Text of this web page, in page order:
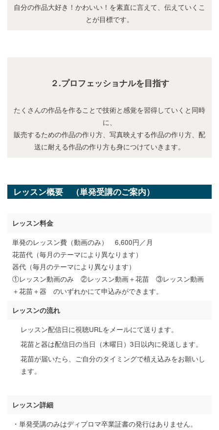
自分の作品大好き！かわいい！を素直に言えて、伝えていくこ
とが目標です。
２.プロフェッショナルを目指す
たくさんの作品を作ることで技術と感覚を習得していくと同時
に、
販売するための作品の作り方、写真映えする作品の作り方、配
送に耐える作品の作り方も身につけていきます。
レッスン概要 （単発受講のご案内）
レッスン料金
単発のレッスン費（動画のみ） 6,600円／月
花苗代（毎月のテーマにより異なります）
器代（毎月のテーマにより異なります）
①レッスン動画のみ ②レッスン動画＋花苗 ③レッスン動画
＋花苗＋器 のいずれかにて申込みができます。
レッスンの流れ
レッスン配信日に視聴URLをメールにて送ります。
花苗と器は配信日の当日（木曜日）3日以内に発送します。
花苗が届いたら、ご自分のタイミングで植え込みをお願いし
ます。
レッスン詳細
・単発受講のみはディプロマ卒業証書の発行はありません。